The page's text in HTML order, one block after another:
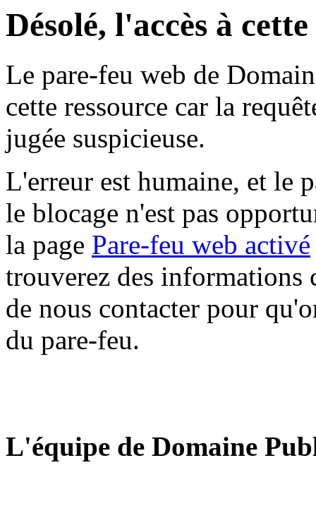
Désolé, l'accès à
Le pare-feu web de
cette ressource car la
jugée suspicieuse.
L'erreur est humaine, et le
le blocage n'est pas
la page Pare-feu web activé
trouverez des informations
de nous contacter pour
du pare-feu.
L'équipe de Domaine